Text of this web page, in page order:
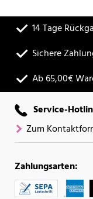
14 Tage
Sichere
Ab 65,00€
Service-
Zum
Zahlungsarten: